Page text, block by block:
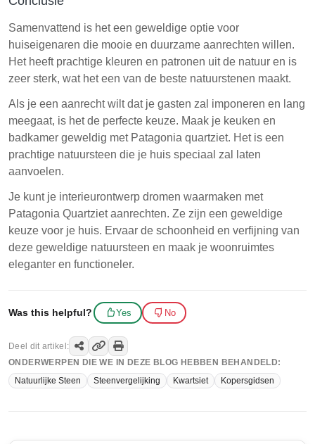
Samenvattend is het een geweldige optie voor
huiseigenaren die mooie en duurzame aanrechten willen.
Het heeft prachtige kleuren en patronen uit de natuur en is
zeer sterk, wat het een van de beste natuurstenen maakt.
Als je een aanrecht wilt dat je gasten zal imponeren en lang
meegaat, is het de perfecte keuze. Maak je keuken en
badkamer geweldig met Patagonia quartziet. Het is een
prachtige natuursteen die je huis speciaal zal laten
aanvoelen.
Je kunt je interieurontwerp dromen waarmaken met
Patagonia Quartziet aanrechten. Ze zijn een geweldige
keuze voor je huis. Ervaar de schoonheid en verfijning van
deze geweldige natuursteen en maak je woonruimtes
eleganter en functioneler.
Was this helpful? Yes No
Deel dit artikel:
ONDERWERPEN DIE WE IN DEZE BLOG HEBBEN BEHANDELD:
Natuurlijke Steen
Steenvergelijking Kwartsiet Kopersgidsen